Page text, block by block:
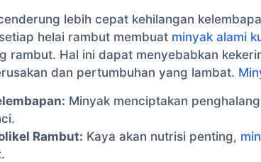
lebih cepat kehilangan
helai rambut membuat minyak alami
rambut. Hal ini dapat menyebabkan
dan pertumbuhan yang lambat.
Minyak menciptakan
Rambut: Kaya akan nutrisi penting,
.